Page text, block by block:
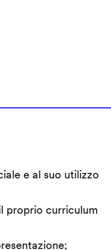
e al suo utilizzo
proprio curriculum